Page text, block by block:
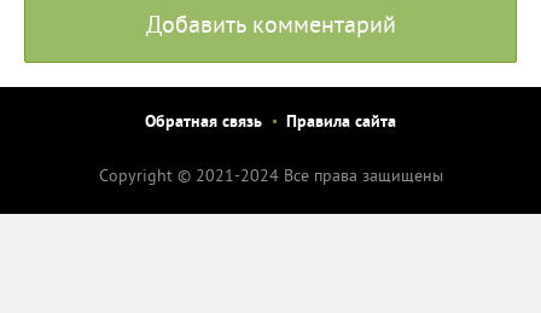
Добавить комментарий
Обратная связь Правила сайта
Copyright © 2021-2024 Все права защищены